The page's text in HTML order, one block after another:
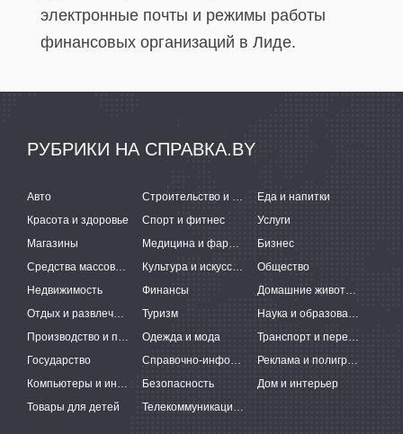
электронные почты и режимы работы
финансовых организаций в Лиде.
РУБРИКИ НА СПРАВКА.BY
Авто Строительство и ремонт
Еда и напитки
Красота и здоровье
Спорт и фитнес
Услуги
Магазины
Медицина и фармацевтика
Бизнес
Средства массовой информации
Культура и искусство
Общество
Недвижимость
Финансы
Домашние животные
Отдых и развлечения
Туризм
Наука и образование
Производство и поставки
Одежда и мода
Транспорт и перевозки
Государство
Справочно-информационные системы
Реклама и полиграфия
Компьютеры и интернет
Безопасность
Дом и интерьер
Товары для детей
Телекоммуникации и связь